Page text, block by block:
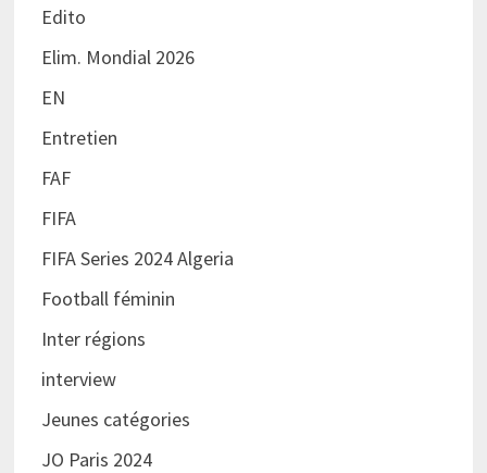
Edito
Elim. Mondial 2026
EN
Entretien
FAF
FIFA
FIFA Series 2024 Algeria
Football féminin
Inter régions
interview
Jeunes catégories
JO Paris 2024